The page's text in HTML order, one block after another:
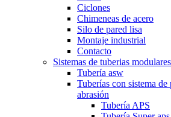
Ciclones
Chimeneas de acero
Silo de pared lisa
Montaje industrial
Contacto
Sistemas de tuberias modulares
Tubería asw
Tuberías con sistema
abrasión
Tubería APS